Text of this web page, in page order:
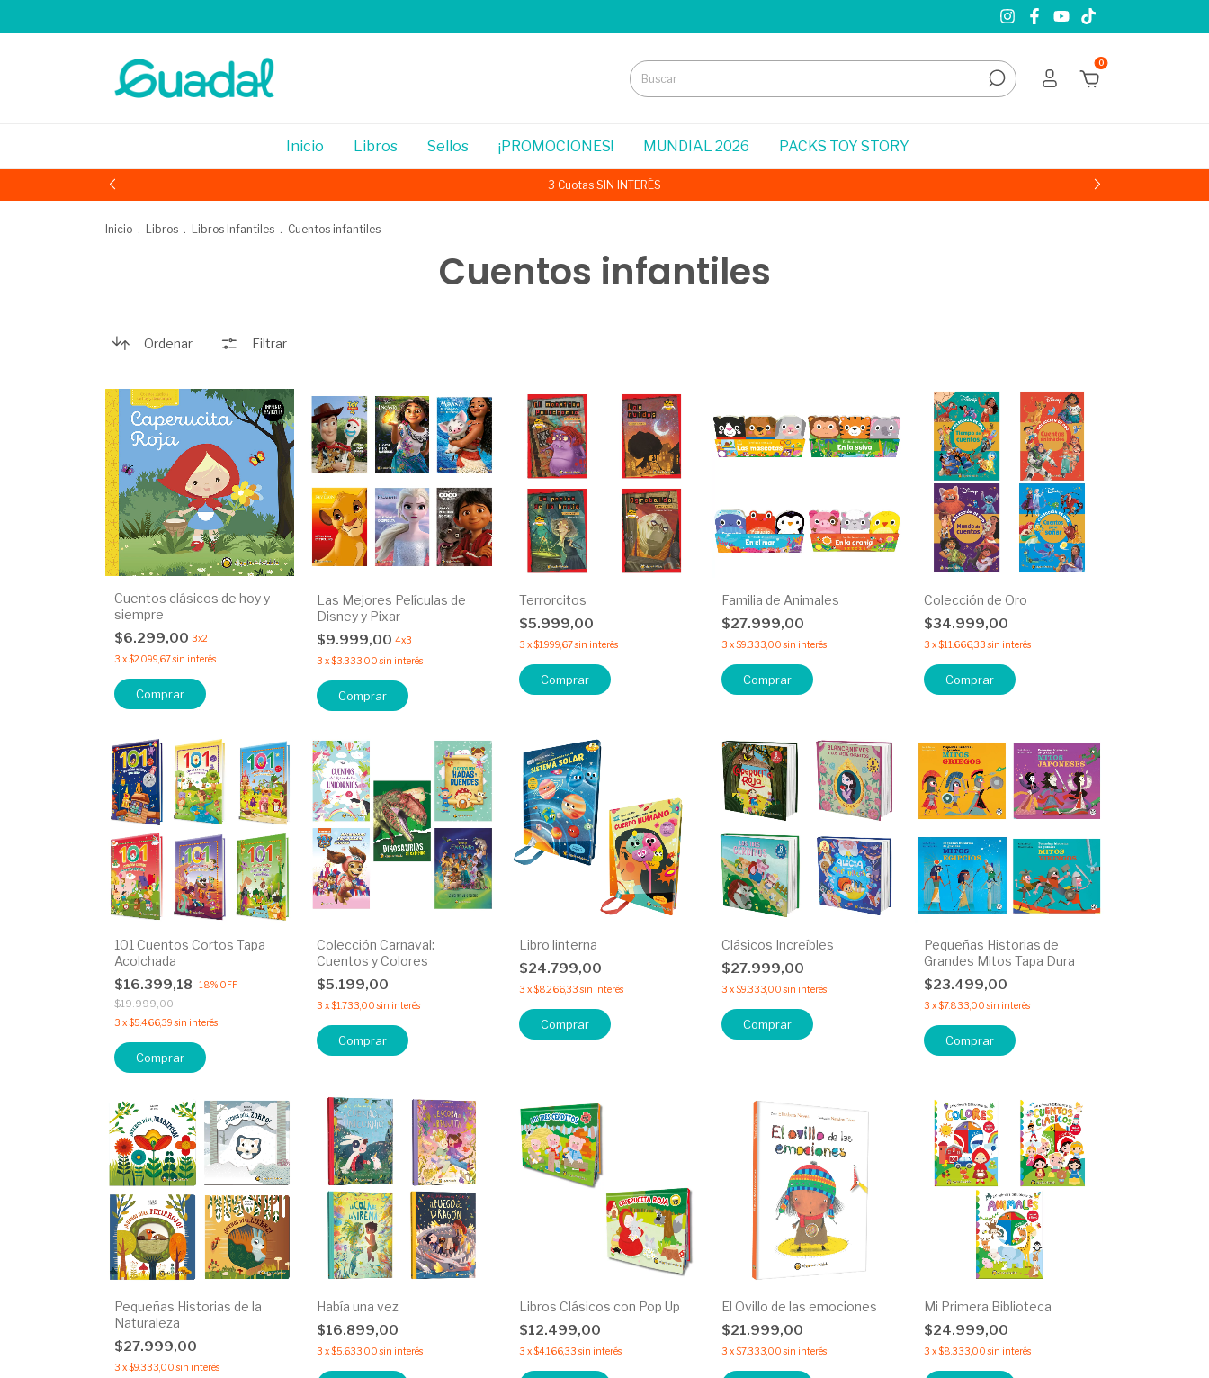
0
Inicio Libros Sellos ¡PROMOCIONES! MUNDIAL 2026 PACKS TOY STORY
3 Cuotas SIN INTERÉS
Inicio . Libros . Libros Infantiles . Cuentos infantiles
Cuentos infantiles
Ordenar Filtrar
Cuentos clásicos de hoy y
siempre
$6.299,00 3x2
3 x$2.099,67sin interés
Comprar
Las Mejores Películas de
Disney y Pixar
$9.999,00 4x3
3 x$3.333,00 sin interés
Comprar
Terrorcitos
$5.999,00
3 x$1.999,67sin interés
Comprar
Familia de Animales
$27.999,00
3 x$9.333,00 sin interés
Comprar
Colección de Oro
$34.999,00
3 x$11.666,33 sin interés
Comprar
101 Cuentos Cortos Tapa
Acolchada
$16.399,18 -18% OFF
$19.999,00
3 x$5.466,39 sin interés
Comprar
Colección Carnaval:
Cuentos y Colores
$5.199,00
3 x$1.733,00 sin interés
Comprar
Libro linterna
$24.799,00
3 x$8.266,33 sin interés
Comprar
Clásicos Increíbles
$27.999,00
3 x$9.333,00 sin interés
Comprar
Pequeñas Historias de
Grandes Mitos Tapa Dura
$23.499,00
3 x$7.833,00 sin interés
Comprar
Pequeñas Historias de la
Naturaleza
$27.999,00
3 x$9.333,00 sin interés
Había una vez
$16.899,00
3 x$5.633,00 sin interés
Libros Clásicos con Pop Up
$12.499,00
3 x$4.166,33 sin interés
El Ovillo de las emociones
$21.999,00
3 x$7.333,00 sin interés
Mi Primera Biblioteca
$24.999,00
3 x$8.333,00 sin interés